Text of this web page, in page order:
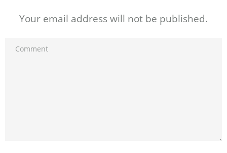
Your email address will not be published.